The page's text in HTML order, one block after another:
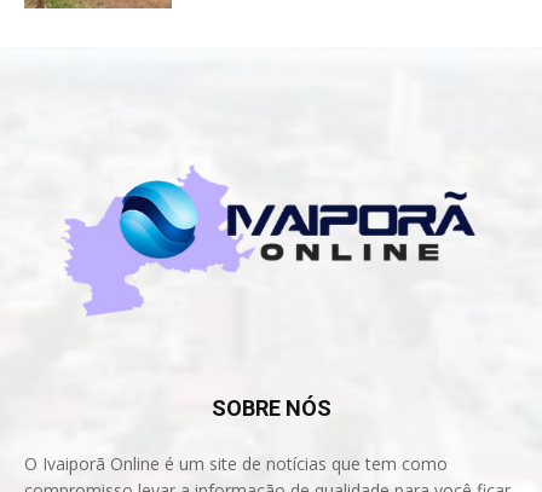
SOBRE NÓS
O Ivaiporã Online é um site de notícias que tem como